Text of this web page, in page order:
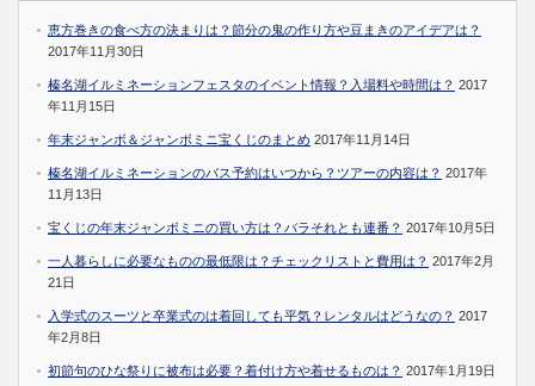
恵方巻きの食べ方の決まりは？節分の鬼の作り方や豆まきのアイデアは？
2017年11月30日
榛名湖イルミネーションフェスタのイベント情報？入場料や時間は？ 2017
年11月15日
年末ジャンボ＆ジャンボミニ宝くじのまとめ 2017年11月14日
榛名湖イルミネーションのバス予約はいつから？ツアーの内容は？ 2017年
11月13日
宝くじの年末ジャンボミニの買い方は？バラそれとも連番？ 2017年10月5日
一人暮らしに必要なものの最低限は？チェックリストと費用は？ 2017年2月
21日
入学式のスーツと卒業式のは着回しても平気？レンタルはどうなの？ 2017
年2月8日
初節句のひな祭りに被布は必要？着付け方や着せるものは？ 2017年1月19日